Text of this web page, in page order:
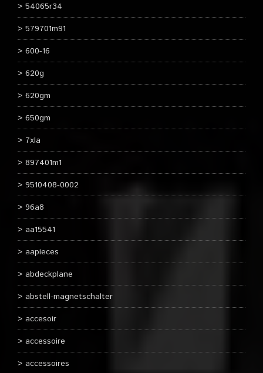
54065r34
579701m91
600-16
620g
620gm
650gm
7xla
897401m1
9510408-0002
96a8
aa15541
aapieces
abdeckplane
abstell-magnetschalter
accesoir
accessoire
accessoires